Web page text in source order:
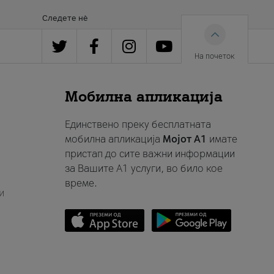
Следете нè
На почеток
Мобилна апликација
Единствено преку бесплатната
мобилна апликација Мојот A1 имате
пристап до сите важни информации
за Вашите A1 услуги, во било кое
време.